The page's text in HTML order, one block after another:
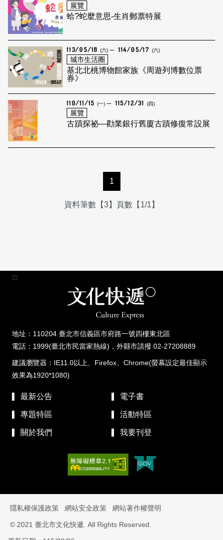
展覽
蛤?蛇麼意思-生肖郵票特展
113/05/18 (六) 114/05/17 (六)
城市生活圈
基北北桃博物館家族《周遊列博數位票
券》
110/11/15 (一) 115/12/31 (四)
展覽
古蹟探祕—勸業銀行舊廈古蹟修復常設展
1
資料筆數【3】頁數【1/1】
:::
地址：110204 臺北市信義區市府路一號四樓東北區
電話：1999(臺北市民當家熱線)，外縣市請撥 02-27208889
建議瀏覽器：IE11.0以上、Firefox、Chrome(螢幕設定最佳顯示
效果為1920*1080)
最新公告 電子書
專題特區 活動特區
關於我們 我要刊登
隱私權保護政策 網站安全政策 網站著作權聲明
© 2021 臺北市文化快遞. All Rights Reserved.